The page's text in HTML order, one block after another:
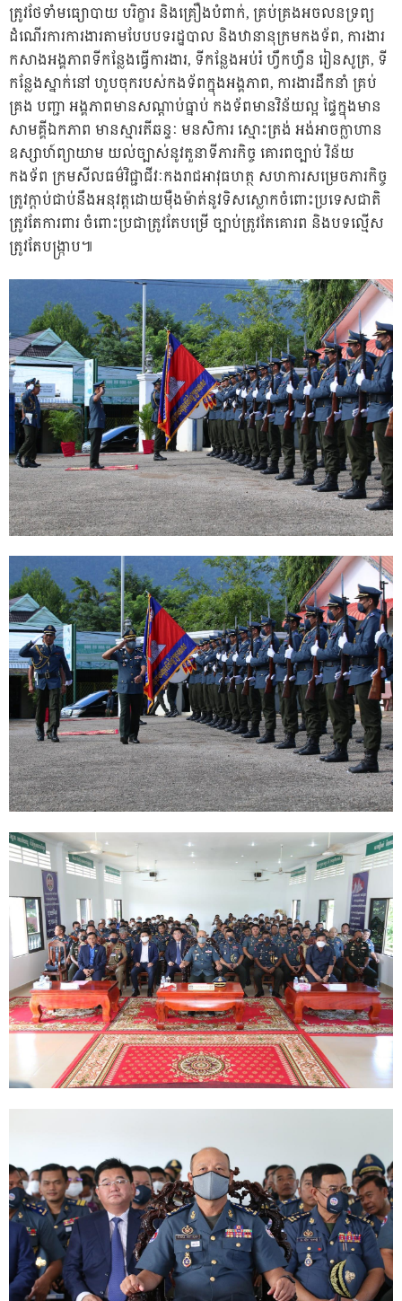
ត្រូវថែទាំមធ្យោបាយ បរិក្ខារ និងគ្រឿងបំពាក់, គ្រប់គ្រងអចលនទ្រព្យ
ដំណើរការការងារតាមបែបបទរដ្ឋបាល និងឋានានុក្រមកងទ័ព, ការងារ
កសាងអង្គភាពទីកន្លែងធ្វើការងារ, ទីកន្លែងអប់រំ ហ្វឹកហ្វឺន រៀនសូត្រ, ទី
កន្លែងស្នាក់នៅ ហូបចុករបស់កងទ័ពក្នុងអង្គភាព, ការងារដឹកនាំ គ្រប់
គ្រង បញ្ជា អង្គភាពមានសណ្តាប់ធ្នាប់ កងទ័ពមានវិន័យល្អ ផ្ទៃក្នុងមាន
សាមគ្គីឯកភាព មានស្មារតីឆន្ទៈ មនសិការ ស្មោះត្រង់ អង់អាចក្លាហាន
ឧស្សាហ៍ព្យាយាម យល់ច្បាស់នូវតួនាទីភារកិច្ច គោរពច្បាប់ វិន័យ
កងទ័ព ក្រមសីលធម៌វិជ្ជាជីវៈកងរាជអាវុធហត្ថ សហការសម្រេចភារកិច្ច
ត្រូវក្តាប់ជាប់នឹងអនុវត្តដោយម៉ឺងម៉ាត់នូវទិសស្លោកចំពោះប្រទេសជាតិ
ត្រូវតែការពារ ចំពោះប្រជាត្រូវតែបម្រើ ច្បាប់ត្រូវតែគោរព និងបទល្មើស
ត្រូវតែបង្ក្រាប៕